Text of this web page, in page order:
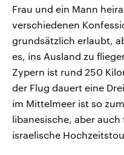
Frau und ein Mann
verschiedenen
grundsätzlich erlaubt,
es, ins Ausland zu
Zypern ist rund 250
der Flug dauert eine
im Mittelmeer ist so
libanesische, aber
israelische